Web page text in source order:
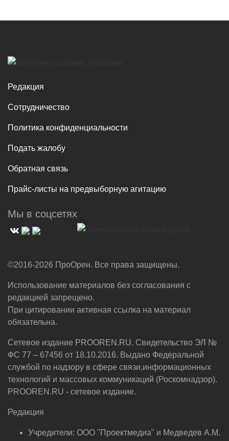
Редакция
Сотрудничество
Политика конфиденциальности
Подать жалобу
Обратная связь
Прайс-листы на предвыборную агитацию
Мы в соцсетях
©2016-2026 ПроОрен. Все права защищены.
Использование материалов без согласования с
редакцией запрещено.
При цитировании активная ссылка на материал
обязательна.
Сетевое издание PROOREN.RU. Свидетельство ЭЛ №
ФС 77 – 67456 от 18.10.2016. Выдано Федеральной
службой по надзору в сфере связи,информационных
технологий и массовых коммуникаций (Роскомнадзор).
PROOREN.RU - сетевое издание.
Редакция
Учредители: ООО "Проектмедиа" и Медведев А.М.